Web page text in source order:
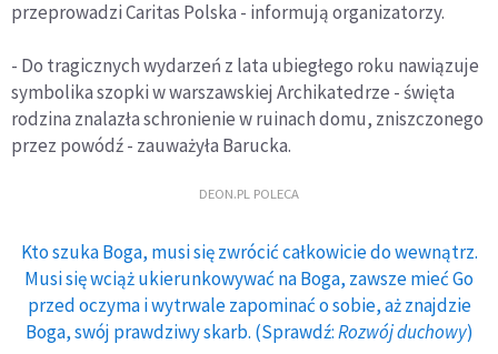
przeprowadzi Caritas Polska - informują organizatorzy.
- Do tragicznych wydarzeń z lata ubiegłego roku nawiązuje
symbolika szopki w warszawskiej Archikatedrze - święta
rodzina znalazła schronienie w ruinach domu, zniszczonego
przez powódź - zauważyła Barucka.
DEON.PL POLECA
Kto szuka Boga, musi się zwrócić całkowicie do wewnątrz.
Musi się wciąż ukierunkowywać na Boga, zawsze mieć Go
przed oczyma i wytrwale zapominać o sobie, aż znajdzie
Boga, swój prawdziwy skarb. (Sprawdź:Rozwój duchowy)